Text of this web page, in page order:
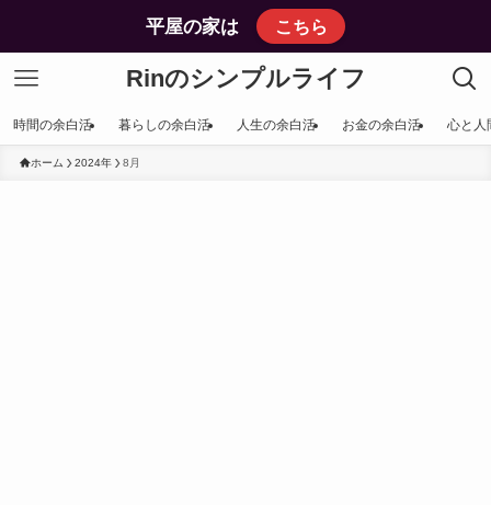
平屋の家は こちら
Rinのシンプルライフ
時間の余白活 暮らしの余白活 人生の余白活 お金の余白活 心と人
ホーム 2024年 8月